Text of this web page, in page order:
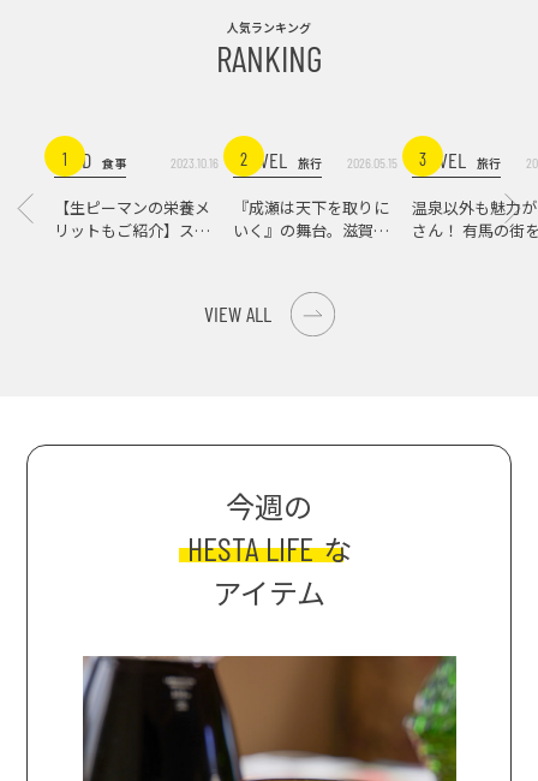
人気ランキング
RANKING
1FOOD 食事 2023.10.16
【生ピーマンの栄養メ
リットもご紹介】スパ
2
TRAVEL 旅行 2026.05.15
『成瀬は天下を取りに
いく』の舞台。滋賀県
3
TRAVEL 旅行
温泉以外も魅力
さん！ 有馬の街
VIEW ALL
今週の
HESTA LIFE な
アイテム